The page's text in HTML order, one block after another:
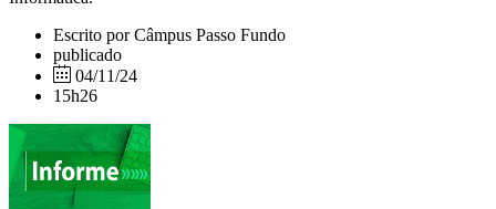
Escrito por Câmpus Passo Fundo
publicado
04/11/24
15h26